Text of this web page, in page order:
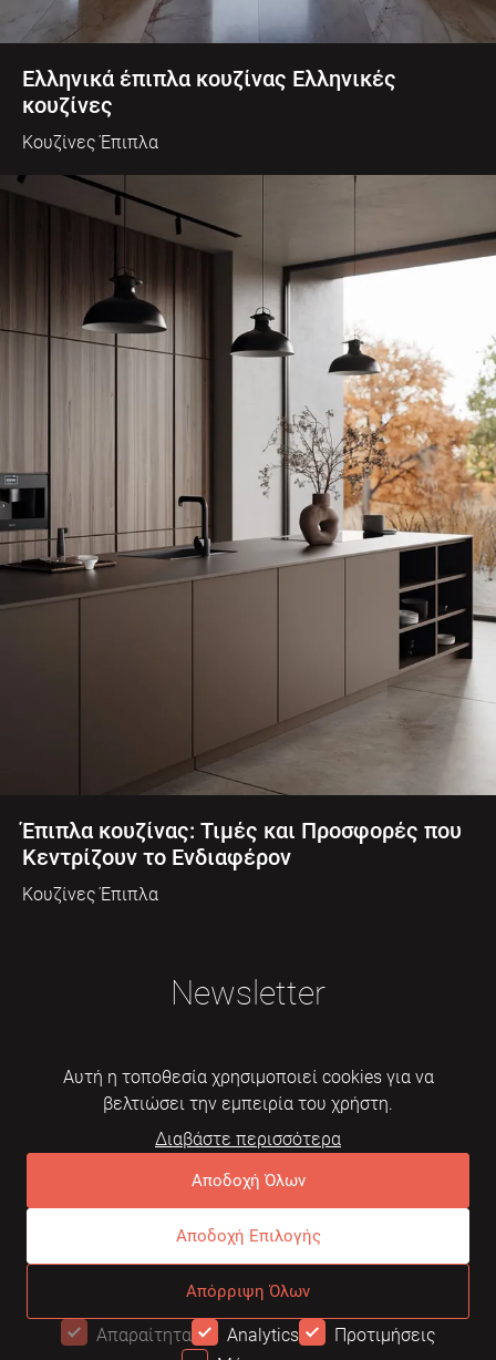
Ελληνικά έπιπλα κουζίνας Ελληνικές
κουζίνες
Κουζίνες Έπιπλα
Έπιπλα κουζίνας: Τιμές και Προσφορές που
Κεντρίζουν το Ενδιαφέρον
Κουζίνες Έπιπλα
Newsletter
Εγγραφή
Συχνές ερωτήσειςΌροι χρήσης
Αυτή η τοποθεσία χρησιμοποιεί cookies για να
βελτιώσει την εμπειρία του χρήστη.
Διαβάστε περισσότερα
Αποδοχή Όλων
Αποδοχή Επιλογής
Απόρριψη Όλων
Απαραίτητα Analytics
Προτιμήσεις